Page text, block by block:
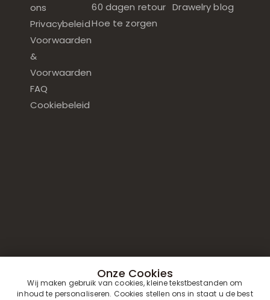
ons
Privacybeleid
Voorwaarden
&
Voorwaarden
FAQ
Cookiebeleid
60 dagen retour
Hoe te zorgen
Drawelry blog
Onze Cookies
Wij maken gebruik van cookies, kleine tekstbestanden om
inhoud te personaliseren. Cookies stellen ons in staat u de best